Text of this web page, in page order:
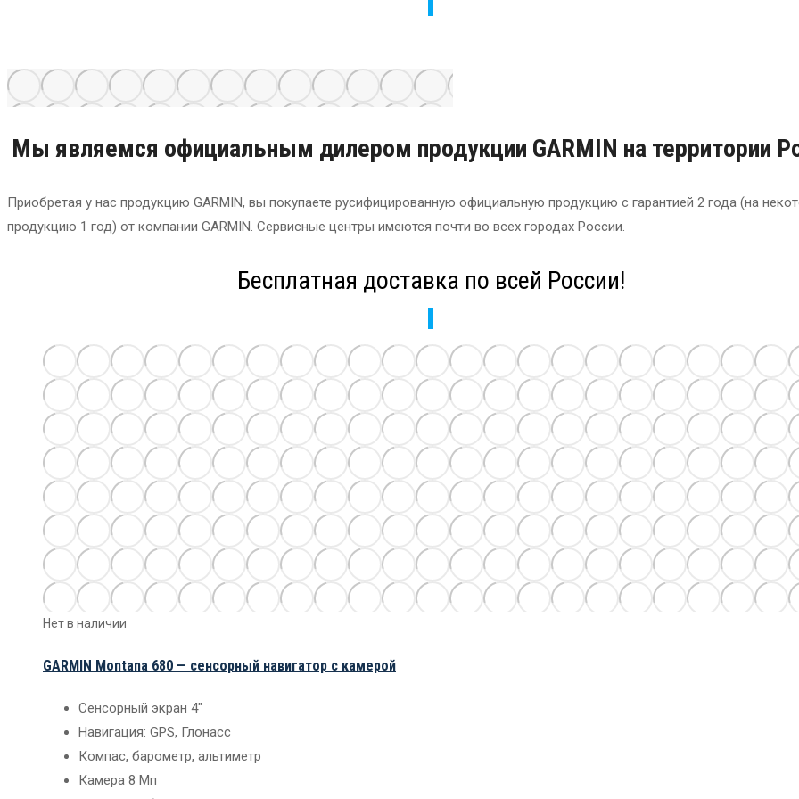
Мы являемся официальным дилером продукции GARMIN на территории
Приобретая у нас продукцию GARMIN, вы покупаете русифицированную официальную продукцию с гарантией 2 года (на
продукцию 1 год) от компании GARMIN. Сервисные центры имеются почти во всех городах России.
Бесплатная доставка по всей России!
Нет в наличии
GARMIN Montana 680 — сенсорный навигатор с камерой
Сенсорный экран 4″
Навигация: GPS, Глонасс
Компас, барометр, альтиметр
Камера 8 Мп